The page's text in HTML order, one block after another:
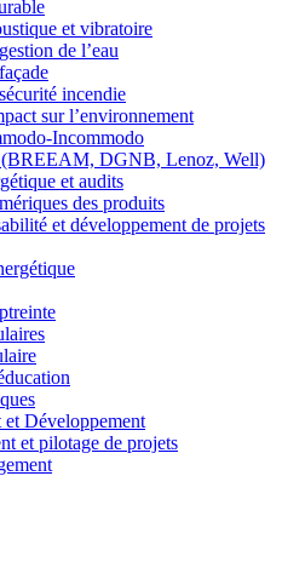
et vibratoire
de l’eau
incendie
sur l’environnement
Incommodo
(BREEAM, DGNB, Lenoz, Well)
et audits
des produits
et développement de projets
et Développement
et pilotage de projets